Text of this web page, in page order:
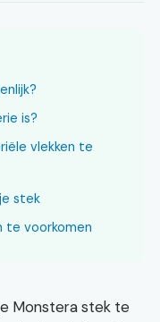
is?
vlekken te
stek
te voorkomen
Monstera stek te